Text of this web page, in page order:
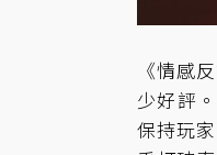
《情感
少好評
保持玩